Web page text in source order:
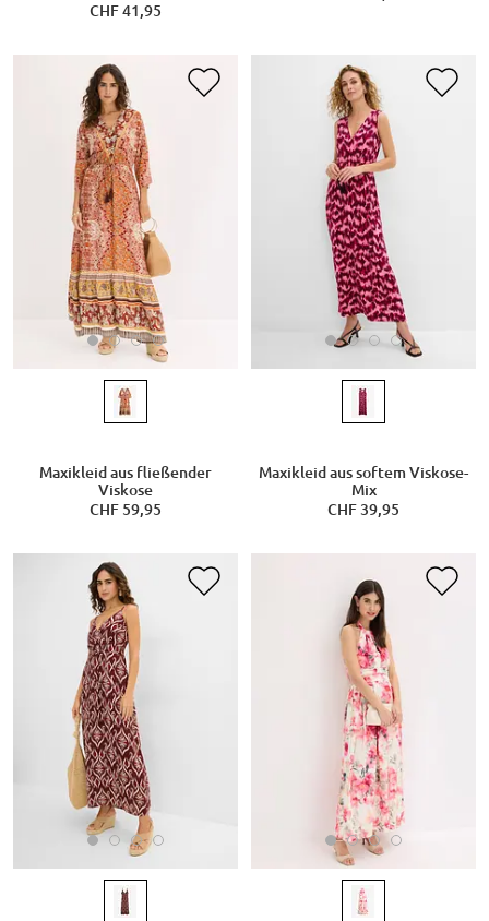
CHF 41,95
Maxikleid aus fließender
Viskose
CHF 59,95
Maxikleid aus softem Viskose-
Mix
CHF 39,95